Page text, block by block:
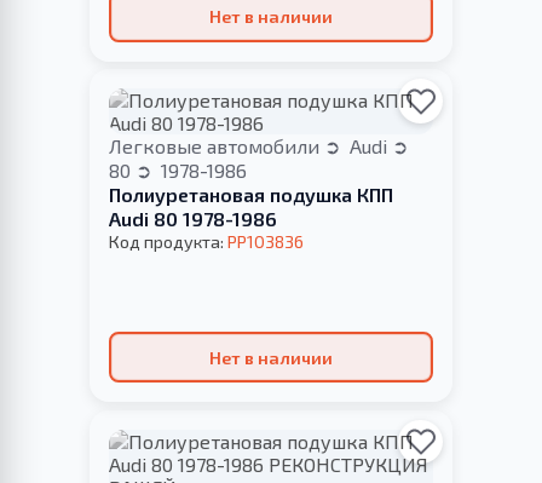
Нет в наличии
Легковые автомобили
Audi
80
1978-1986
Полиуретановая подушка КПП
Audi 80 1978-1986
Код продукта: PP103836
Нет в наличии